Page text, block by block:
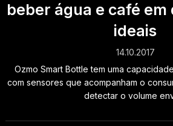
beber água e café
ideais
14.10.2017
Ozmo Smart Bottle tem uma
com sensores que acompanham o
detectar o volume